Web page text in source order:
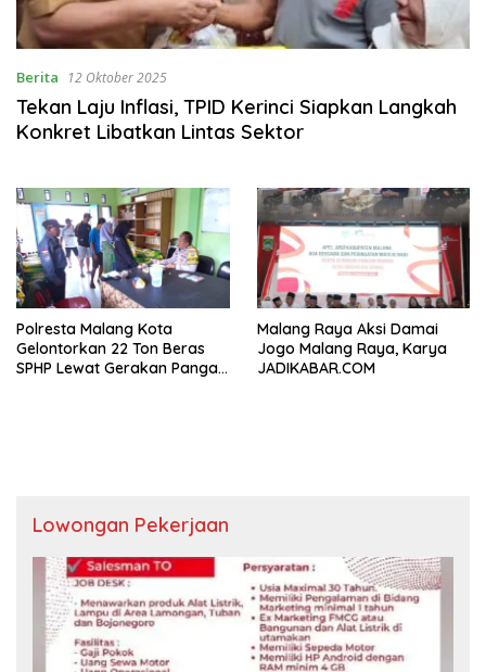
Berita 12 Oktober 2025
Tekan Laju Inflasi, TPID Kerinci Siapkan Langkah
Konkret Libatkan Lintas Sektor
Polresta Malang Kota
Gelontorkan 22 Ton Beras
SPHP Lewat Gerakan Pangan
Malang Raya Aksi Damai
Jogo Malang Raya, Karya
JADIKABAR.COM
Lowongan Pekerjaan